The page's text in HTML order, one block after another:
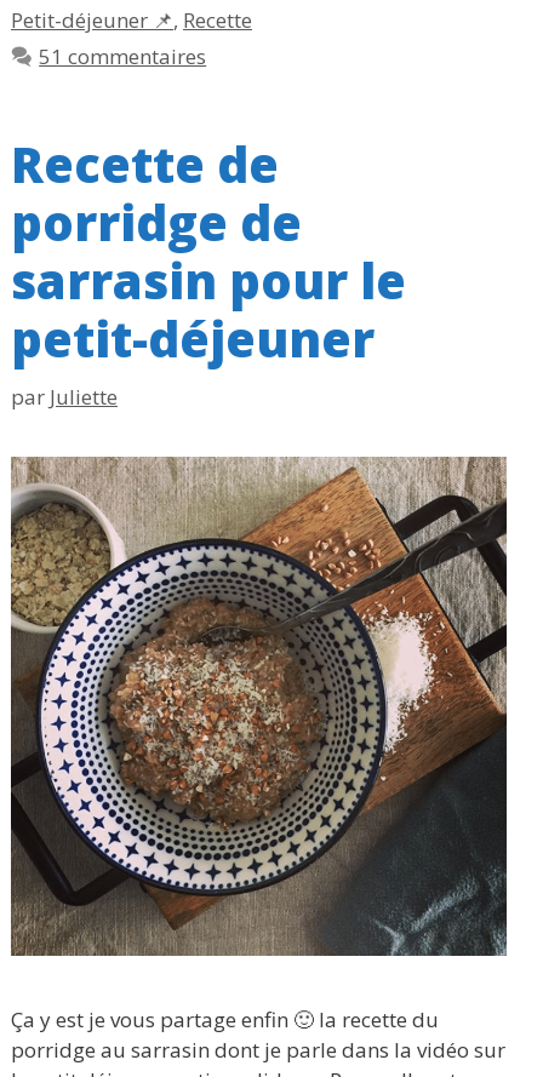
Petit-déjeuner 📌, Recette
51 commentaires
Recette de
porridge de
sarrasin pour le
petit-déjeuner
par Juliette
Ça y est je vous partage enfin 🙂 la recette du
porridge au sarrasin dont je parle dans la vidéo sur